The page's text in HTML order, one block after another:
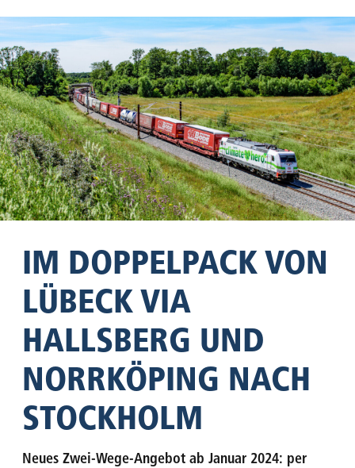
IM DOPPELPACK VON
LÜBECK VIA
HALLSBERG UND
NORRKÖPING NACH
STOCKHOLM
Neues Zwei-Wege-Angebot ab Januar 2024: per